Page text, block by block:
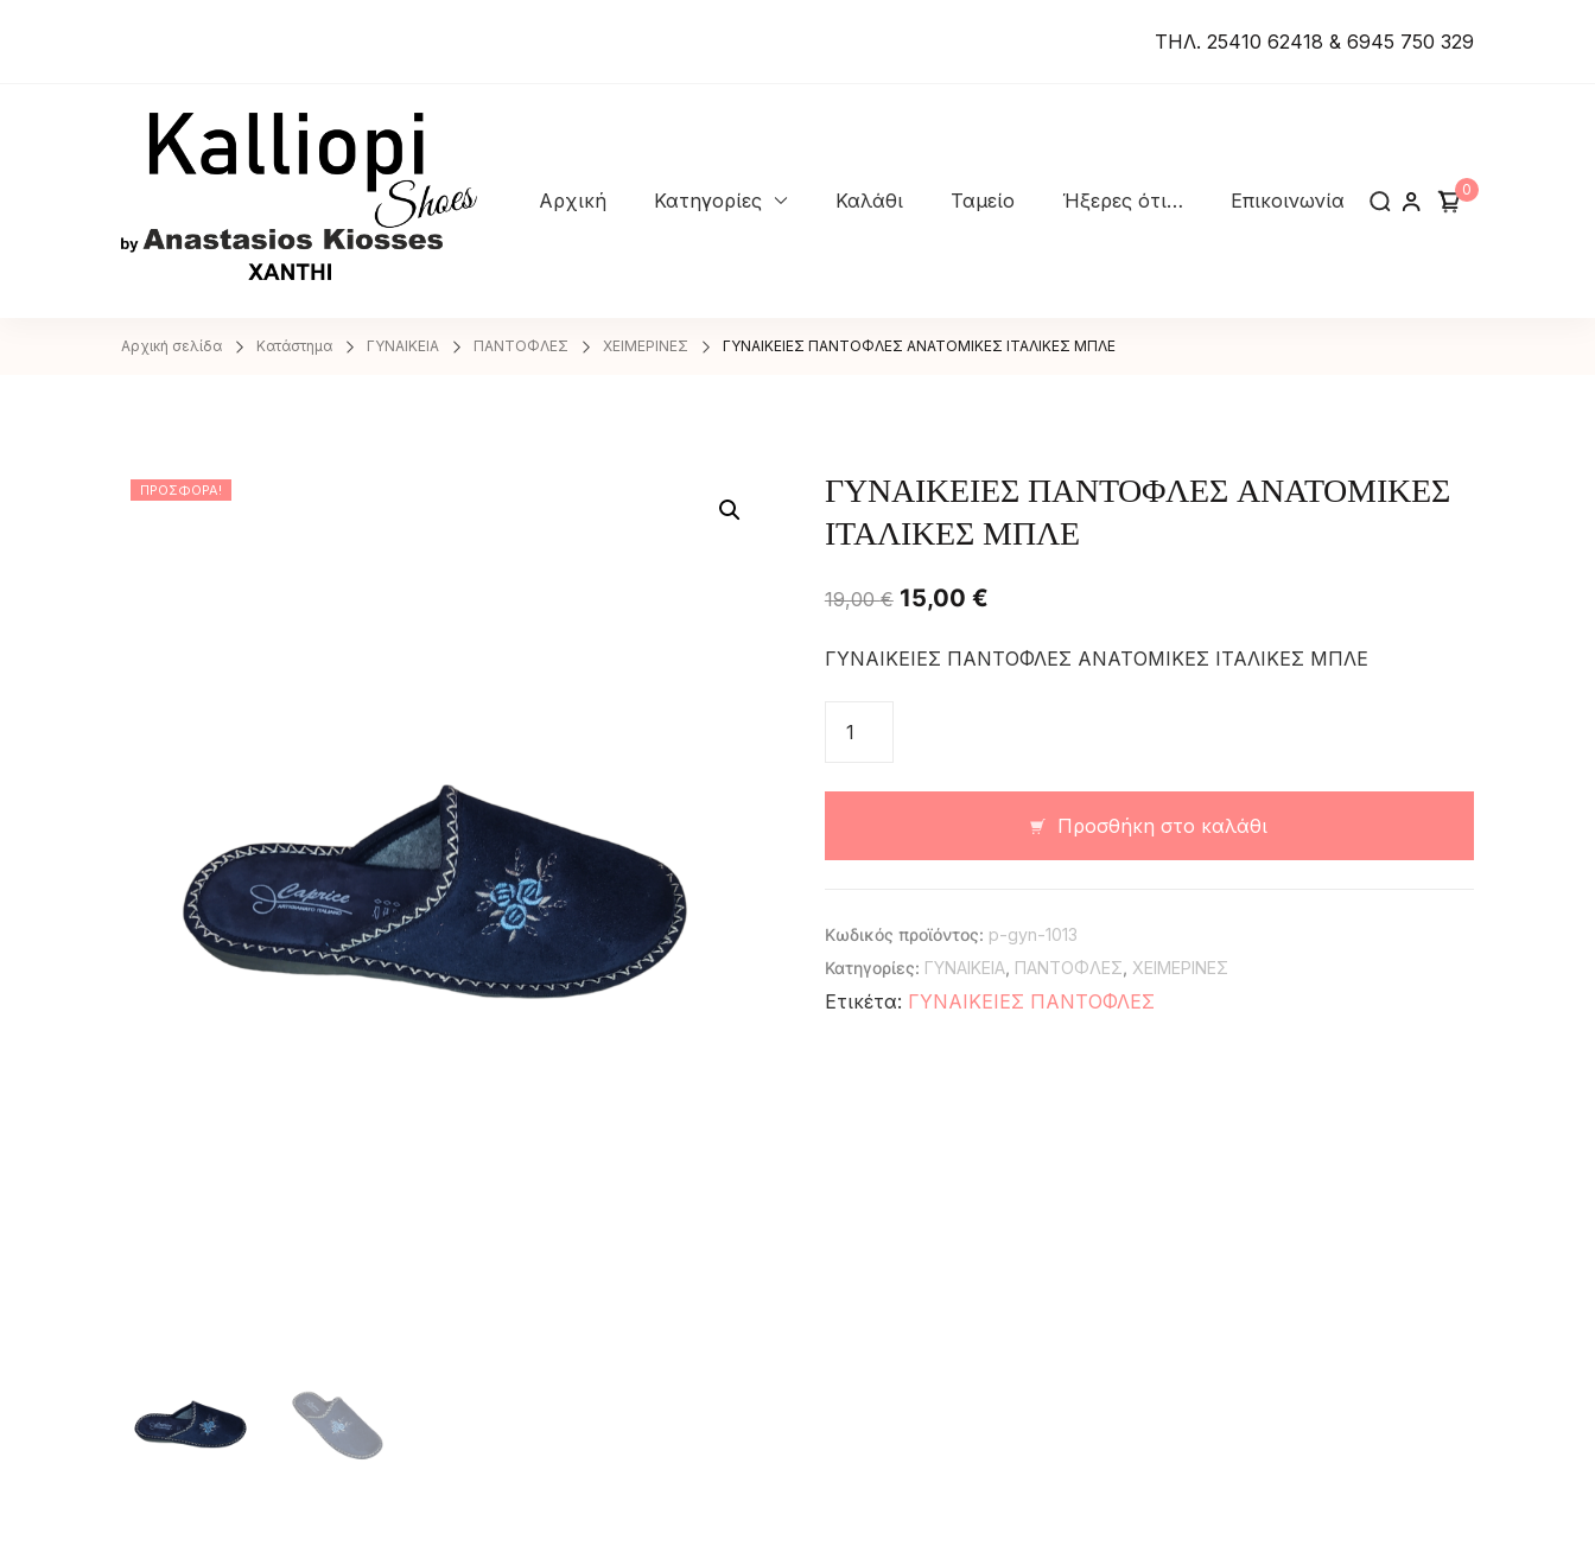
ΤΗΛ. 25410 62418 & 6945 750 329
ANASTASIOS KIOSSES SHOES
Αρχική Κατηγορίες Καλάθι Ταμείο Ήξερες ότι… Επικοινωνία 0
Αρχική σελίδα Κατάστημα ΓΥΝΑΙΚΕΙΑ ΠΑΝΤΟΦΛΕΣ ΧΕΙΜΕΡΙΝΕΣ ΓΥΝΑΙΚΕΙΕΣ ΠΑΝΤΟΦΛΕΣ ΑΝΑΤΟΜΙΚΕΣ ΙΤΑΛΙΚΕΣ ΜΠΛΕ
ΠΡΟΣΦΟΡΆ!
ΓΥΝΑΙΚΕΙΕΣ ΠΑΝΤΟΦΛΕΣ ΑΝΑΤΟΜΙΚΕΣ
ΙΤΑΛΙΚΕΣ ΜΠΛΕ
19,00€ 15,00 €
ΓΥΝΑΙΚΕΙΕΣ ΠΑΝΤΟΦΛΕΣ ΑΝΑΤΟΜΙΚΕΣ ΙΤΑΛΙΚΕΣ ΜΠΛΕ
Προσθήκη στο καλάθι
Κωδικός προϊόντος: p-gyn-1013
Κατηγορίες: ΓΥΝΑΙΚΕΙΑ, ΠΑΝΤΟΦΛΕΣ, ΧΕΙΜΕΡΙΝΕΣ
Ετικέτα: ΓΥΝΑΙΚΕΙΕΣ ΠΑΝΤΟΦΛΕΣ